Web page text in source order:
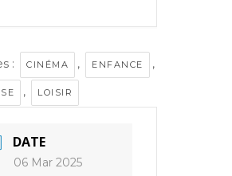
: CINÉMA , ENFANCE ,
, LOISIR
DATE
06 Mar 2025